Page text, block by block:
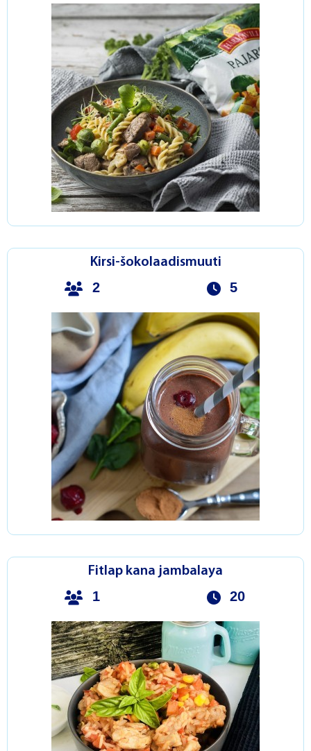
Kirsi-šokolaadismuuti
2 5
Fitlap kana jambalaya
1 20